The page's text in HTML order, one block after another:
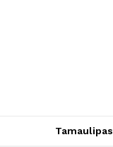
Tamaulipas